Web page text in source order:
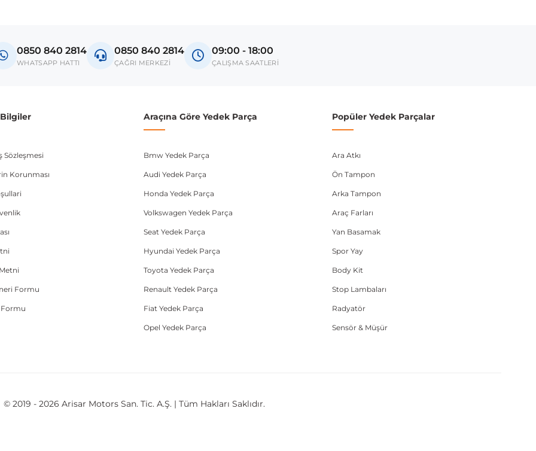
ve kasa tipleri kullanabilmektedir. Sipariş vermeden önce OEM numarası veya şasi numarası ile uyumluluğu kontrol
0850 840 2814
WHATSAPP HATTI
0850 840 2814
ÇAĞRI MERKEZİ
09:00 - 18:00
ÇALIŞMA SAATLERİ
Sözleşmesi
Korunması
Formu
Formu
Araçına Göre Yedek Parça
Bmw Yedek Parça
Audi Yedek Parça
Honda Yedek Parça
Volkswagen Yedek Parça
Seat Yedek Parça
Hyundai Yedek Parça
Toyota Yedek Parça
Renault Yedek Parça
Fiat Yedek Parça
Opel Yedek Parça
Popüler Yedek Parçalar
Ara Atkı
Ön Tampon
Arka Tampon
Araç Farları
Yan Basamak
Spor Yay
Body Kit
Stop Lambaları
Radyatör
Sensör & Müşür
© 2019 - 2026 Arisar Motors San. Tic. A.Ş. | Tüm Hakları Saklıdır.